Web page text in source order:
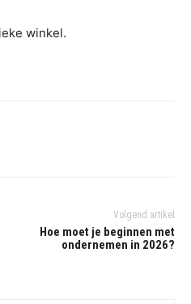
winkel.
Volgend artikel
Hoe moet je beginnen met
ondernemen in 2026?